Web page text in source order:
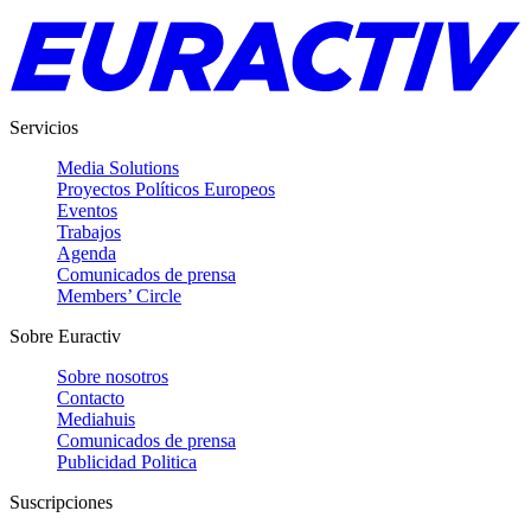
Servicios
Media Solutions
Proyectos Políticos Europeos
Eventos
Trabajos
Agenda
Comunicados de prensa
Members’ Circle
Sobre Euractiv
Sobre nosotros
Contacto
Mediahuis
Comunicados de prensa
Publicidad Politica
Suscripciones